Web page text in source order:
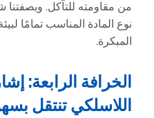
من مقاومته للتآكل.
نوع المادة المناسب تمامًا
المبكرة.
الخرافة الرابعة:
اللاسلكي تنتقل